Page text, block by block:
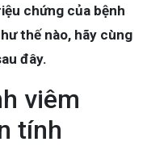
chứng của bệnh
thế nào, hãy cùng
đây.
viêm
tính